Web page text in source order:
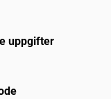
uppgifter